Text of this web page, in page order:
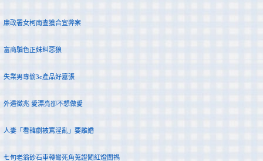
廉政署女柯南查獲合宜弊案
富商騙色正妹糾惡狼
失業男專偷3c產品好囂張
外遇徵兆 愛漂亮卻不想做愛
人妻「看韓劇被罵淫亂」要離婚
七旬老翁砂石車轉彎死角蒐證闖紅燈闖禍